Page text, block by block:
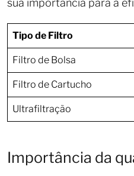
sua importância para a
Tipo de Filtro
Filtro de Bolsa
Filtro de Cartucho
Ultrafiltração
Importância da